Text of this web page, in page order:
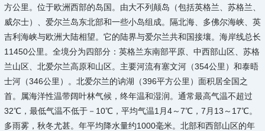
方公里。位于欧洲西部的岛国。由大不列颠岛（包括英格兰、苏格兰、
威尔士）、爱尔兰岛东北部和一些小岛组成。隔北海、多佛尔海峡、英
吉利海峡与欧洲大陆相望。它的陆界与爱尔兰共和国接壤。海岸线总长
11450公里。全境分为四部分：英格兰东南部平原、中西部山区、苏格
兰山区、北爱尔兰高原和山区。主要河流有塞文河（354公里）和泰晤
士河（346公里）。北爱尔兰的讷湖（396平方公里）面积居全国之
首。属海洋性温带阔叶林气候，终年温和湿润。通常最高气温不超过
32℃，最低气温不低于－10℃，平均气温1月4～7℃，7月13～17℃。
多雨雾，秋冬尤甚。年平均降水量约1000毫米。北部和西部山区的年